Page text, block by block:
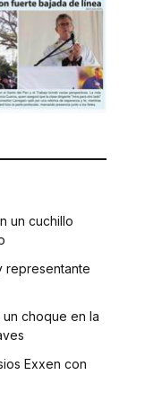
un cuchillo
representante
choque en la
Exxen con